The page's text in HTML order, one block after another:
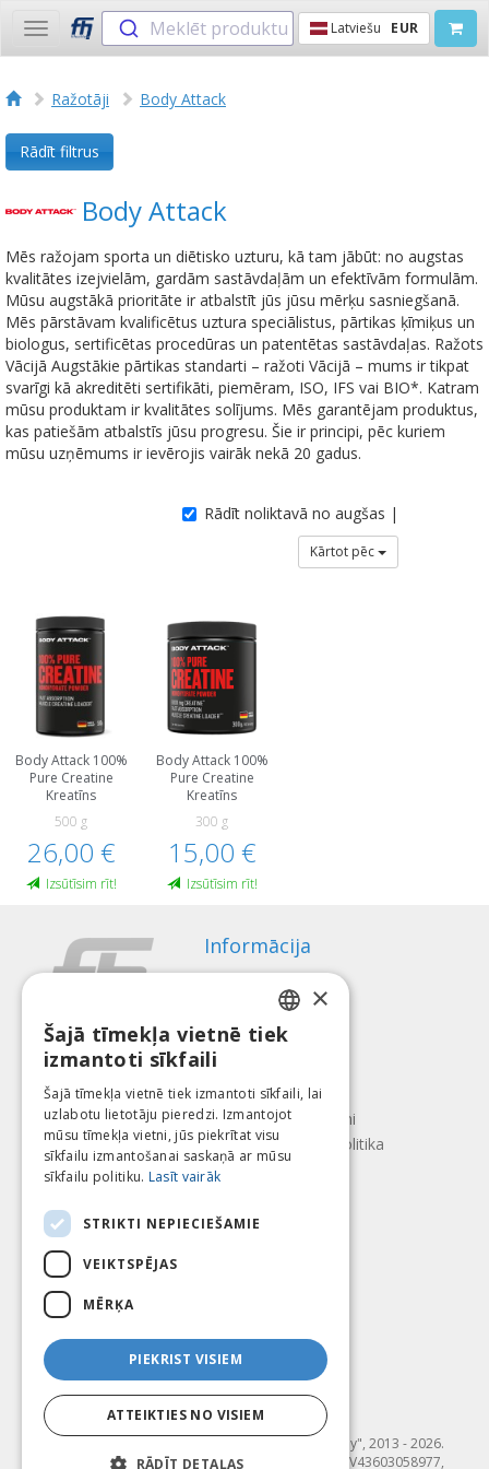
Toggle
navigation
Meklēt produktu Latviešu EUR
Ražotāji Body Attack
Rādīt filtrus
Body Attack
Mēs ražojam sporta un diētisko uzturu, kā tam jābūt: no augstas
kvalitātes izejvielām, gardām sastāvdaļām un efektīvām formulām.
Mūsu augstākā prioritāte ir atbalstīt jūs jūsu mērķu sasniegšanā.
Mēs pārstāvam kvalificētus uztura speciālistus, pārtikas ķīmiķus un
biologus, sertificētas procedūras un patentētas sastāvdaļas. Ražots
Vācijā Augstākie pārtikas standarti – ražoti Vācijā – mums ir tikpat
svarīgi kā akreditēti sertifikāti, piemēram, ISO, IFS vai BIO*. Katram
mūsu produktam ir kvalitātes solījums. Mēs garantējam produktus,
kas patiešām atbalstīs jūsu progresu. Šie ir principi, pēc kuriem
mūsu uzņēmums ir ievērojis vairāk nekā 20 gadus.
Rādīt noliktavā no augšas |
Kārtot pēc
Body Attack 100%
Pure Creatine
Kreatīns
500 g
26,00 €
Izsūtīsim rīt!
Body Attack 100%
Pure Creatine
Kreatīns
300 g
15,00 €
Izsūtīsim rīt!
Informācija
Apmaksas veidi
Atteikuma tiesības
Par mums
Kontakti
Lietošanas noteikumi
Konfidencialitātes politika
Seko mums Atrodi mūs
Mēs pieņēmam
© SIA "Fit & Healthy", 2013 - 2026.
"FIT & HEALTHY" SIA, Reģ. nr. LV43603058977,
LATVIAN
LITHUANIAN
ESTONIAN
×
Šajā tīmekļa vietnē tiek
izmantoti sīkfaili
Šajā tīmekļa vietnē tiek izmantoti sīkfaili, lai
uzlabotu lietotāju pieredzi. Izmantojot
mūsu tīmekļa vietni, jūs piekrītat visu
sīkfailu izmantošanai saskaņā ar mūsu
sīkfailu politiku. Lasīt vairāk
STRIKTI NEPIECIEŠAMIE
VEIKTSPĒJAS
MĒRĶA
PIEKRIST VISIEM
ATTEIKTIES NO VISIEM
RĀDĪT DETAĻAS